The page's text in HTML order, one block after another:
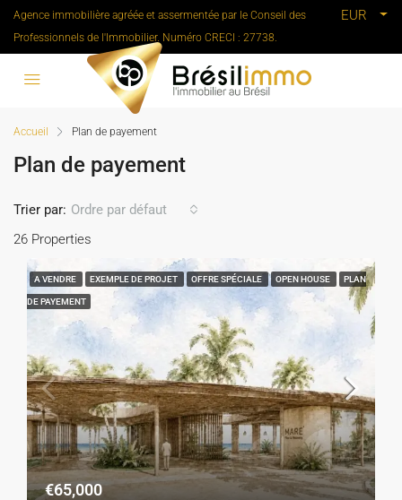
Agence immobilière agréée et assermentée par le Conseil des
Professionnels de l'Immobilier. Numéro CRECI : 27738.
EUR
Accueil Plan de payement
Plan de payement
26 Properties
Trier par: Ordre par défaut
A VENDRE EXEMPLE DE PROJET OFFRE SPÉCIALE OPEN HOUSE PLAN
DE PAYEMENT
€65,000